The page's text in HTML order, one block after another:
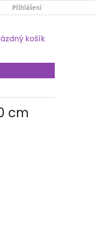
KONTAKTY
Přihlášení
košík
cm